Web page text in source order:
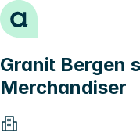
Hopp til innhold
Granit Bergen
Merchandiser